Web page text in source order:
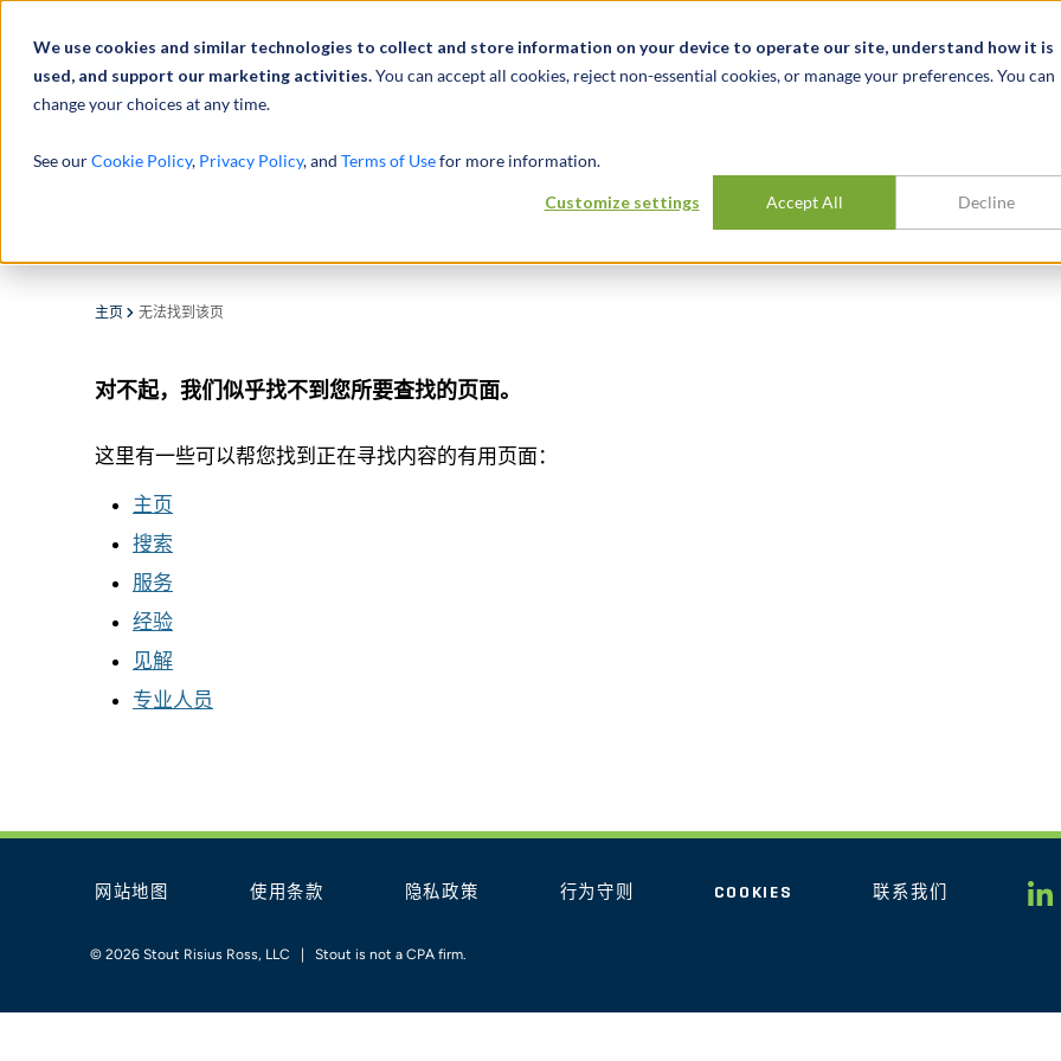
We use cookies and similar technologies to collect and store information on your device to operate our site, understand how it is
used, and support our marketing activities.You can accept all cookies, reject non-essential cookies, or manage your preferences. You can
change your choices at any time.
See ourCookie Policy, Privacy Policy, and Terms of Usefor more information.
Customize settings Accept All Decline
主页 无法找到该页
对不起，我们似乎找不到您所要查找的页面。
这里有一些可以帮您找到正在寻找内容的有用页面：
主页
搜索
服务
经验
见解
专业人员
网站地图 使用条款 隐私政策 行为守则 COOKIES 联系我们
© 2026 Stout Risius Ross, LLC | Stout is not a CPA firm.